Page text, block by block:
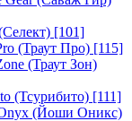
[101]
(Траут Про) [115]
(Траут Зон)
(Тсурибито) [111]
(Йоши Оникс)